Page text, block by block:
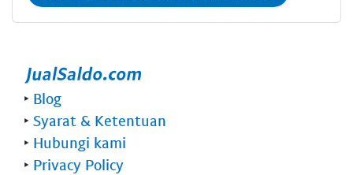
‣ Blog
‣ Syarat & Ketentuan
‣ Hubungi kami
‣ Privacy Policy